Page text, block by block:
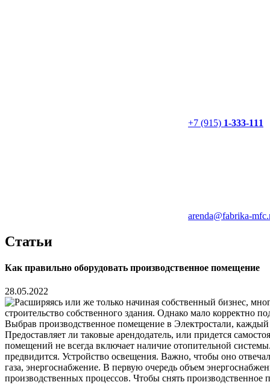
+7 (915) 1-333-111
arenda@fabrika-
Статьи
Как правильно оборудовать производственное помещение
28.05.2022